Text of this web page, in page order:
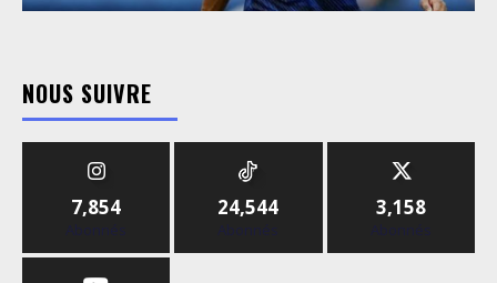
NOUS SUIVRE
7,854
Abonnés
24,544
Abonnés
3,158
Abonnés